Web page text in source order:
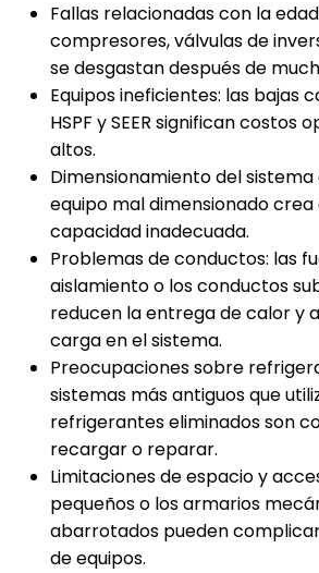
Fallas relacionadas con la
compresores, válvulas de
se desgastan después de
Equipos ineficientes: las bajas
HSPF y SEER significan costos
altos.
Dimensionamiento del sistema
equipo mal dimensionado
capacidad inadecuada.
Problemas de conductos: las
aislamiento o los conductos
reducen la entrega de calor y
carga en el sistema.
Preocupaciones sobre
sistemas más antiguos que
refrigerantes eliminados son
recargar o reparar.
Limitaciones de espacio y
pequeños o los armarios
abarrotados pueden
de equipos.